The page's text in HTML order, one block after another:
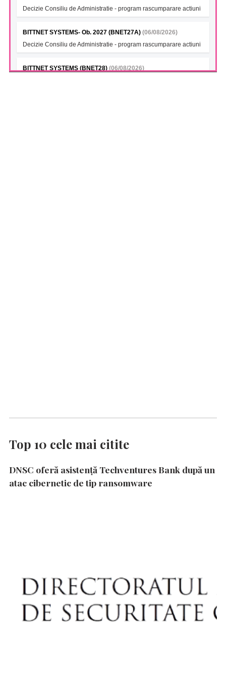
Decizie Consiliu de Administratie - program rascumparare actiuni
BITTNET SYSTEMS- Ob. 2027 (BNET27A) (06/08/2026)
Decizie Consiliu de Administratie - program rascumparare actiuni
BITTNET SYSTEMS (BNET28) (06/08/2026)
Top 10 cele mai citite
DNSC oferă asistență Techventures Bank după un
atac cibernetic de tip ransomware